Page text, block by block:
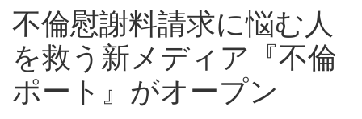
不倫慰謝料請求に悩む人
を救う新メディア『不倫
ポート』がオープン